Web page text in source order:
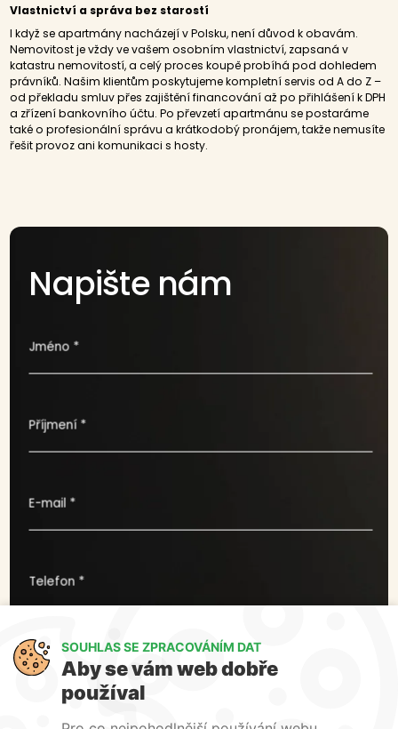
Vlastnictví a správa bez starostí
I když se apartmány nacházejí v Polsku, není důvod k obavám.
Nemovitost je vždy ve vašem osobním vlastnictví, zapsaná v
katastru nemovitostí, a celý proces koupě probíhá pod dohledem
právníků. Našim klientům poskytujeme kompletní servis od A do Z –
od překladu smluv přes zajištění financování až po přihlášení k DPH
a zřízení bankovního účtu. Po převzetí apartmánu se postaráme
také o profesionální správu a krátkodobý pronájem, takže nemusíte
řešit provoz ani komunikaci s hosty.
Napište nám
Jméno *
Příjmení *
E-mail *
Telefon *
Co pro vás můžeme udělat ?
SOUHLAS SE ZPRACOVÁNÍM DAT
Aby se vám web dobře
používal